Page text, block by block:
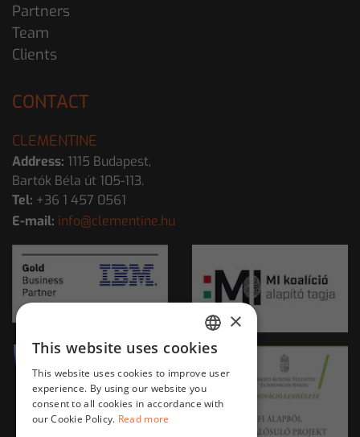
Partners
Team
Clients
CONTACT
CLEMENTINE
Address: 1115 Budapest,
Bartók Béla út 105-113.
Tel: +36 1 457 0561
E-mail: info@clementine.hu
HUNGARIAN
ENGLISH
×
This website uses cookies
This website uses cookies to improve user
experience. By using our website you
consent to all cookies in accordance with
our Cookie Policy. Read more